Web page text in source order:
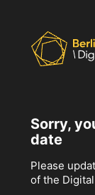
Sorry,
date
Please
of the